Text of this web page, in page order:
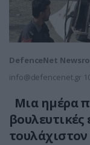
DefenceNet
info@defencenet.gr
Μια ημέρα